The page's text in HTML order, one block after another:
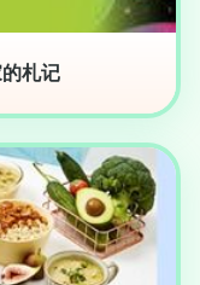
札记